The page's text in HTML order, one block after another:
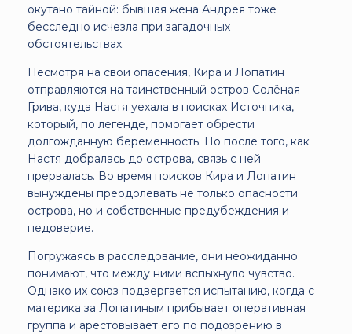
окутано тайной: бывшая жена Андрея тоже
бесследно исчезла при загадочных
обстоятельствах.
Несмотря на свои опасения, Кира и Лопатин
отправляются на таинственный остров Солёная
Грива, куда Настя уехала в поисках Источника,
который, по легенде, помогает обрести
долгожданную беременность. Но после того, как
Настя добралась до острова, связь с ней
прервалась. Во время поисков Кира и Лопатин
вынуждены преодолевать не только опасности
острова, но и собственные предубеждения и
недоверие.
Погружаясь в расследование, они неожиданно
понимают, что между ними вспыхнуло чувство.
Однако их союз подвергается испытанию, когда с
материка за Лопатиным прибывает оперативная
группа и арестовывает его по подозрению в